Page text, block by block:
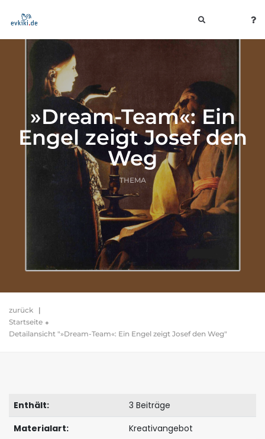
toggle
»Dream-Team«: Ein
Engel zeigt Josef den
Weg
THEMA
zurück |
Startseite
Detailansicht "»Dream-Team«: Ein Engel zeigt Josef den Weg"
Enthält:
3 Beiträge
Materialart:
Kreativangebot